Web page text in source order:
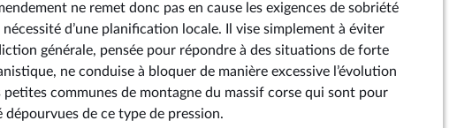
ne remet donc pas en cause les exigences de sobriété
d’une planification locale. Il vise simplement à éviter
générale, pensée pour répondre à des situations de forte
ne conduise à bloquer de manière excessive l’évolution
petites communes de montagne du massif corse qui sont pour
de ce type de pression.